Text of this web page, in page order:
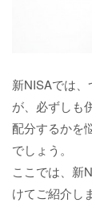
新NISAでは
が、必ずしも
配分するかを
でしょう。
ここでは、新
けてご紹介し